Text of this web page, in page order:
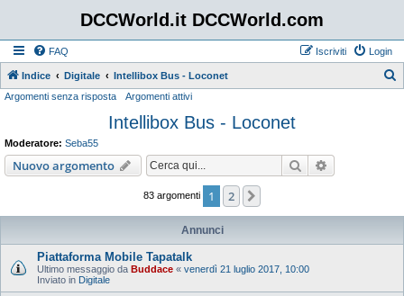
DCCWorld.it DCCWorld.com
FAQ Login
Iscriviti
Indice Digitale Intellibox Bus - Loconet
Argomenti senza risposta Argomenti attivi
Intellibox Bus - Loconet
Moderatore: Seba55
Nuovo argomento Cerca
83 argomenti 1 2
Annunci
Piattaforma Mobile Tapatalk
Ultimo messaggio da Buddace « venerdì 21 luglio 2017, 10:00
Inviato in Digitale